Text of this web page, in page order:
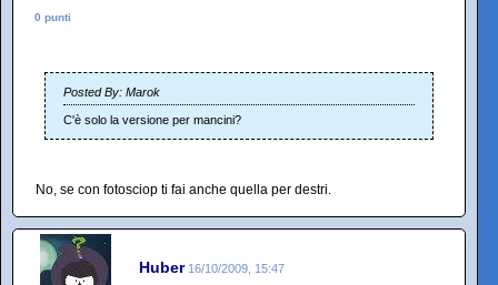
0 punti
Posted By: Marok
C'è solo la versione per mancini?
No, se con fotosciop ti fai anche quella per destri.
Huber 16/10/2009, 15:47